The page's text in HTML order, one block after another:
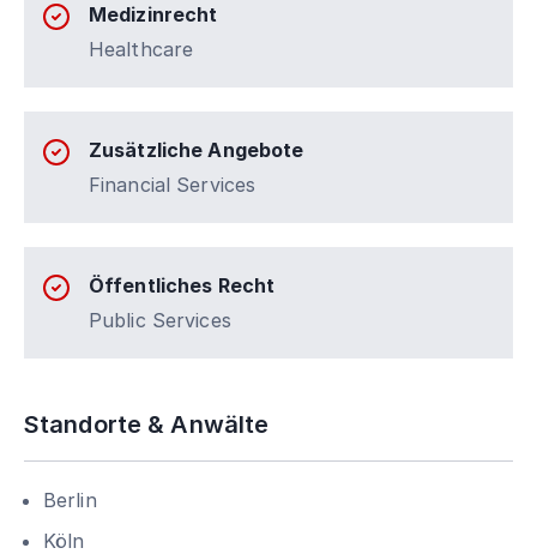
Medizinrecht
Healthcare
Zusätzliche Angebote
Financial Services
Öffentliches Recht
Public Services
Standorte & Anwälte
Berlin
Köln